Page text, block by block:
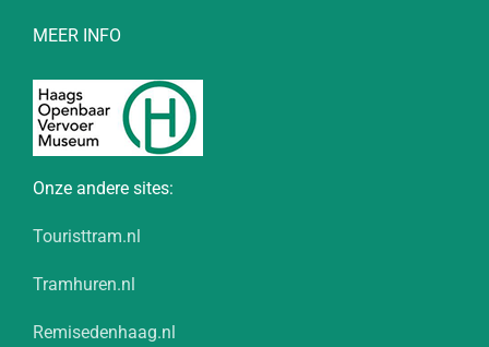
MEER INFO
Onze andere sites:
Touristtram.nl
Tramhuren.nl
Remisedenhaag.nl